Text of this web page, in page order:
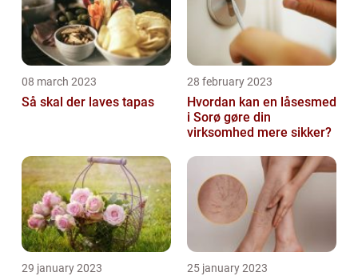
08 march 2023
Så skal der laves tapas
28 february 2023
Hvordan kan en låsesmed
i Sorø gøre din
virksomhed mere sikker?
29 january 2023 25 january 2023